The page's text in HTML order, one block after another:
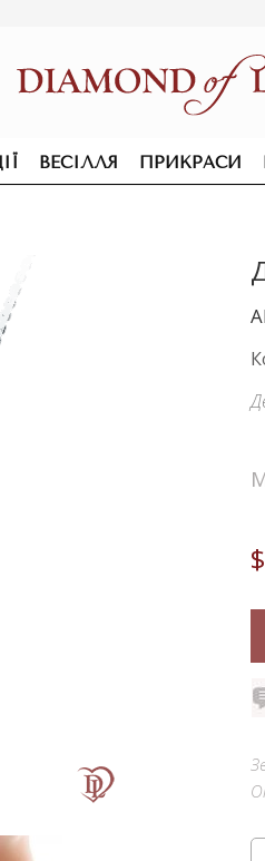
ВЕСІЛЛЯ ПРИКРАСИ
ПІДВІСКИ ТА